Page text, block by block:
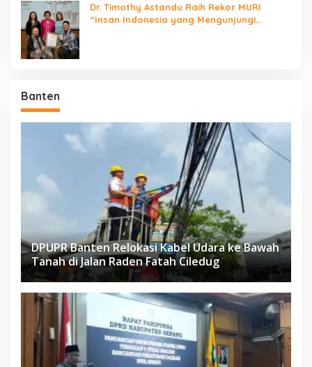
Dr. Timothy Astandu Raih Rekor MURI
“Insan Indonesia yang Mengunjungi
Banten
DPUPR Banten Relokasi Kabel Udara ke Bawah
Tanah di Jalan Raden Fatah Ciledug